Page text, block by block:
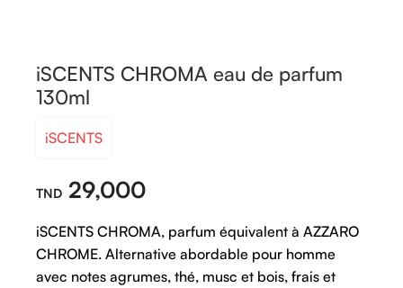
iSCENTS CHROMA eau de parfum
130ml
iSCENTS
29,000
iSCENTS CHROMA, parfum équivalent à AZZARO
CHROME. Alternative abordable pour homme
avec notes agrumes, thé, musc et bois, frais et